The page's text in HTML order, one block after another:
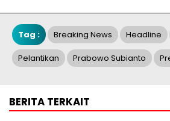
Tag : Breaking News Headline
Pelantikan Prabowo Subianto
BERITA TERKAIT